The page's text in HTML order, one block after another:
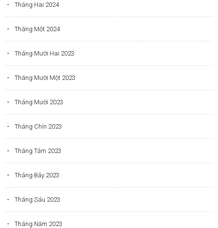
Tháng Hai 2024
Tháng Một 2024
Tháng Mười Hai 2023
Tháng Mười Một 2023
Tháng Mười 2023
Tháng Chín 2023
Tháng Tám 2023
Tháng Bảy 2023
Tháng Sáu 2023
Tháng Năm 2023